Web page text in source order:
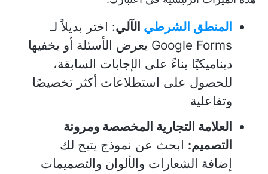
المنطق الشرطي الآلي: اختر بديلاً لـ
Google Forms يعرض الأسئلة أو يخفيها
ديناميكيًا بناءً على الإجابات السابقة،
للحصول على استطلاعات أكثر تخصيصًا
وتفاعلية
العلامة التجارية المخصصة ومرونة
التصميم: ابحث عن نموذج يتيح لك
إضافة الشعارات والألوان والتصميمات